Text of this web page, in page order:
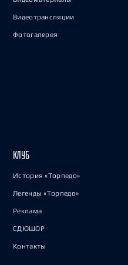
Видеотрансляции
Фотогалерея
КЛУБ
История «Торпедо»
Легенды «Торпедо»
Реклама
СДЮШОР
Контакты